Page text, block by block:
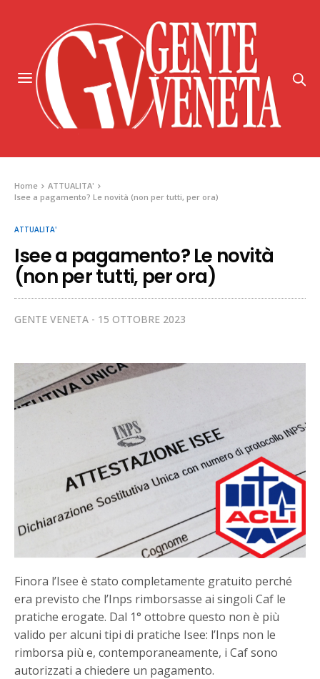
Home
ATTUALITA'
Isee a pagamento? Le novità (non per tutti, per ora)
ATTUALITA'
Isee a pagamento? Le novità
(non per tutti, per ora)
GENTE VENETA 15 OTTOBRE 2023
Finora l’Isee è stato completamente gratuito perché
era previsto che l’Inps rimborsasse ai singoli Caf le
pratiche erogate. Dal 1° ottobre questo non è più
valido per alcuni tipi di pratiche Isee: l’Inps non le
rimborsa più e, contemporaneamente, i Caf sono
autorizzati a chiedere un pagamento.